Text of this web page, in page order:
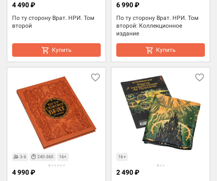
По ту сторону Врат. НРИ. Том
второй
4 490 ₽
Купить
По ту сторону Врат. НРИ. Том
второй: Коллекционное
издание
6 990 ₽
Купить
3-6 240-360 16+
4 990 ₽
16+
2 490 ₽